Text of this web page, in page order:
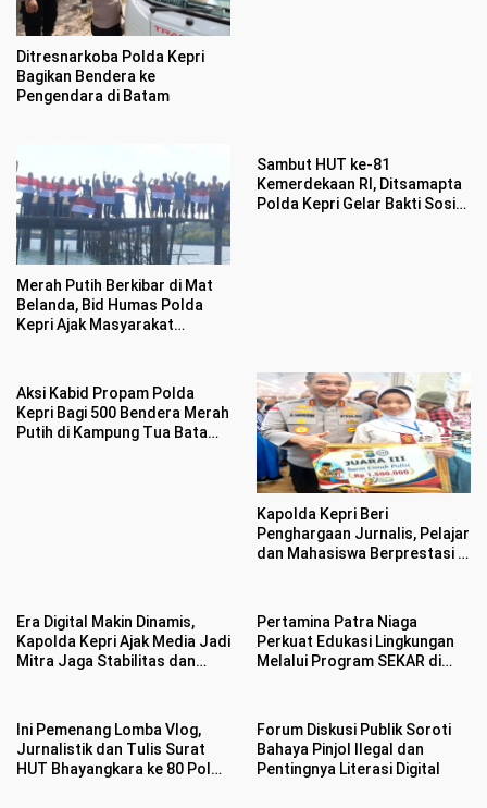
Ditresnarkoba Polda Kepri
Bagikan Bendera ke
Pengendara di Batam
Merah Putih Berkibar di Mat
Belanda, Bid Humas Polda
Kepri Ajak Masyarakat
Sambut HUT ke-81
Kemerdekaan RI, Ditsamapta
Polda Kepri Gelar Bakti Sosial
Aksi Kabid Propam Polda
Kepri Bagi 500 Bendera Merah
Putih di Kampung Tua Batam
Kapolda Kepri Beri
Penghargaan Jurnalis, Pelajar
dan Mahasiswa Berprestasi di
Era Digital Makin Dinamis,
Kapolda Kepri Ajak Media Jadi
Mitra Jaga Stabilitas dan
Pertamina Patra Niaga
Perkuat Edukasi Lingkungan
Melalui Program SEKAR di
Ini Pemenang Lomba Vlog,
Jurnalistik dan Tulis Surat
HUT Bhayangkara ke 80 Polda
Forum Diskusi Publik Soroti
Bahaya Pinjol Ilegal dan
Pentingnya Literasi Digital